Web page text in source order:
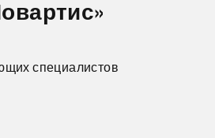
специалистов